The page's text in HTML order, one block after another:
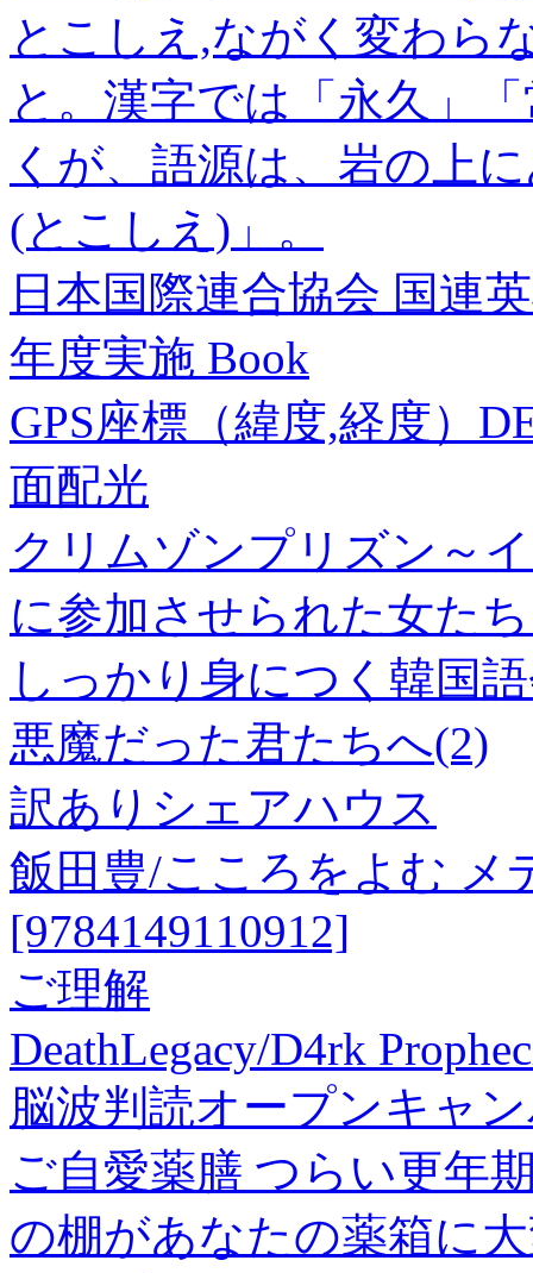
とこしえ,ながく変わら
と。漢字では「永久」
くが、語源は、岩の上
(とこしえ)」。
日本国際連合協会 国連
年度実施 Book
GPS座標（緯度,経度）
面配光
クリムゾンプリズン～
に参加させられた女た
しっかり身につく韓国
悪魔だった君たちへ(2)
訳ありシェアハウス
飯田豊/こころをよむ メ
[9784149110912]
ご理解
DeathLegacy/D4rk
脳波判読オープンキャ
ご自愛薬膳 つらい更年
の棚があなたの薬箱に